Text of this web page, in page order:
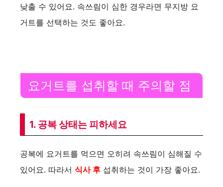
낮출 수 있어요. 속쓰림이 심한 경우라면 무지방 요
거트를 선택하는 것도 좋아요.
요거트를 섭취할 때 주의할 점
1. 공복 상태는 피하세요
공복에 요거트를 먹으면 오히려 속쓰림이 심해질 수
있어요. 따라서 식사 후 섭취하는 것이 가장 좋아요.